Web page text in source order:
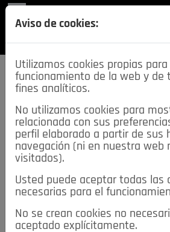
SECCIONES
≡NOTICIAS
NOTICIAS SERVICIOS DE
Aviso de cookies:
Utilizamos cookies propias para
funcionamiento de la web y de
fines analíticos.
No utilizamos cookies para
relacionada con sus
perfil elaborado a partir de sus
navegación (ni en nuestra web
visitados).
Usted puede aceptar todas las
necesarias para el
No se crean cookies no
aceptado explícitamente.